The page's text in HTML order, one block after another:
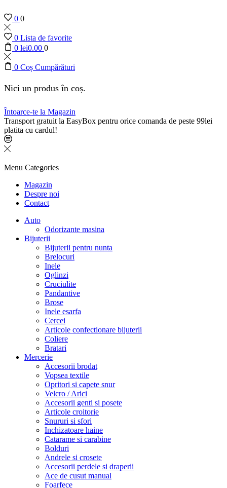
0 0
0 Lista de favorite
0 lei0.00 0
0 Coș Cumpărături
Nici un produs în coș.
Întoarce-te la Magazin
Transport gratuit la EasyBox pentru orice comanda de peste 99lei
platita cu cardul!
Menu Categories
Magazin
Despre noi
Contact
Auto
Odorizante masina
Bijuterii
Bijuterii pentru nunta
Brelocuri
Inele
Oglinzi
Cruciulite
Pandantive
Brose
Inele esarfa
Cercei
Articole confectionare bijuterii
Coliere
Bratari
Mercerie
Accesorii brodat
Vopsea textile
Opritori si capete snur
Velcro / Arici
Accesorii genti si posete
Articole croitorie
Snururi si sfori
Inchizatoare haine
Catarame si carabine
Bolduri
Andrele si crosete
Accesorii perdele si draperii
Ace de cusut manual
Foarfece